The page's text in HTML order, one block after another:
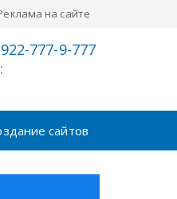
на сайте
777-9-777
сайтов